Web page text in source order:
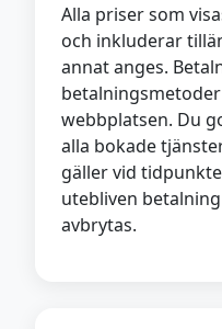
Alla priser som
och inkluderar
annat anges.
webbplatsen. Du
alla bokade
gäller vid
utebliven
avbrytas.